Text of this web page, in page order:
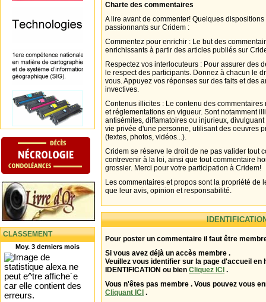
CLASSEMENT
Moy. 3 derniers mois
Charte des commentaires
A lire avant de commenter! Quelques
passionnants sur Cridem :
Commentez pour enrichir : Le but des
enrichissants à partir des articles publiés sur
Respectez vos interlocuteurs : Pour assurer des
le respect des participants. Donnez à chacun le
vous. Appuyez vos réponses sur des faits et des
invectives.
Contenus illicites : Le contenu des
et réglementations en vigueur. Sont notamment
antisémites, diffamatoires ou injurieux,
vie privée d'une personne, utilisant des oeuvres
(textes, photos, vidéos...).
Cridem se réserve le droit de ne pas valider tout
contrevenir à la loi, ainsi que tout commentaire
grossier. Merci pour votre participation à Cridem!
Les commentaires et propos sont la propriété de
que leur avis, opinion et responsabilité.
Pour poster un commentaire il faut être
Si vous avez déjà un accès membre .
Veuillez vous identifier sur la page d'accueil en
IDENTIFICATION ou bien Cliquez ICI .
Vous n'êtes pas membre . Vous pouvez vous
Cliquant ICI .